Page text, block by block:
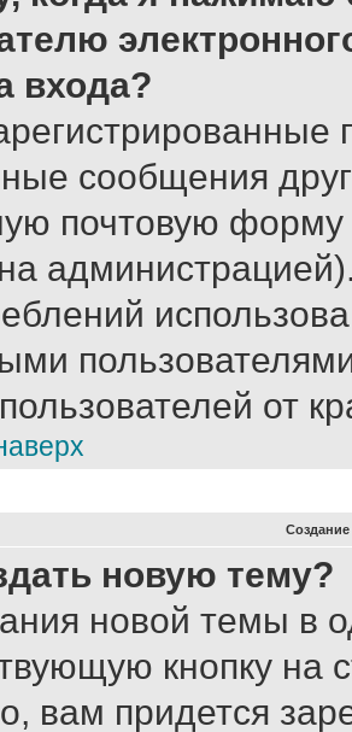
входа?
сообщения
почтовую
от
новую тему?
новой темы в
кнопку
вам придется